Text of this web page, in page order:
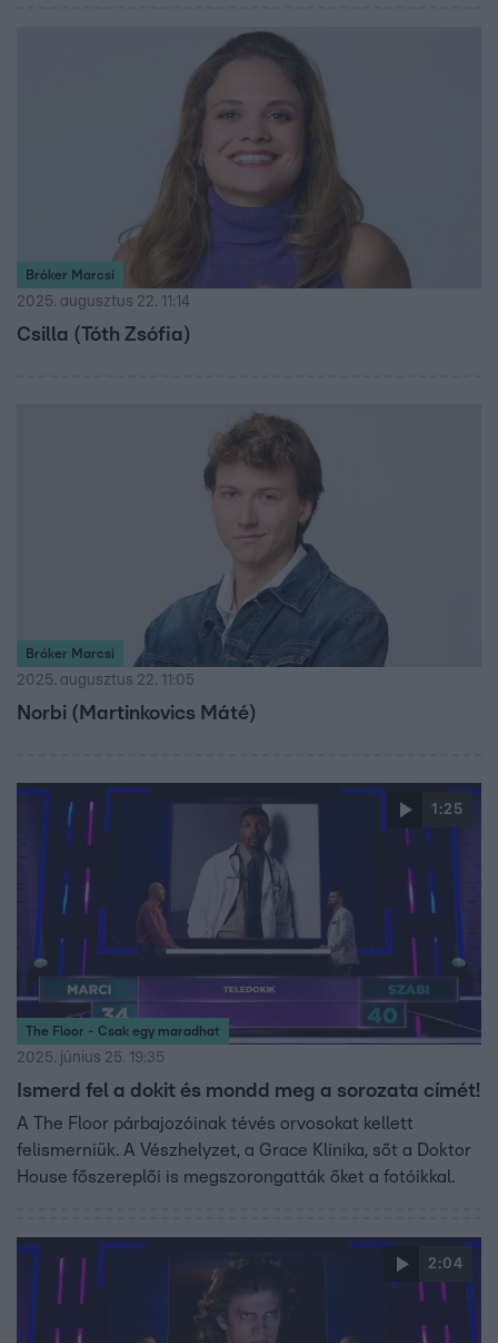
Bróker Marcsi
2025. augusztus 22. 11:14
Csilla (Tóth Zsófia)
Bróker Marcsi
2025. augusztus 22. 11:05
Norbi (Martinkovics Máté)
1:25
The Floor - Csak egy maradhat
2025. június 25. 19:35
Ismerd fel a dokit és mondd meg a sorozata címét!
A The Floor párbajozóinak tévés orvosokat kellett
felismerniük. A Vészhelyzet, a Grace Klinika, sőt a Doktor
House főszereplői is megszorongatták őket a fotóikkal.
2:04